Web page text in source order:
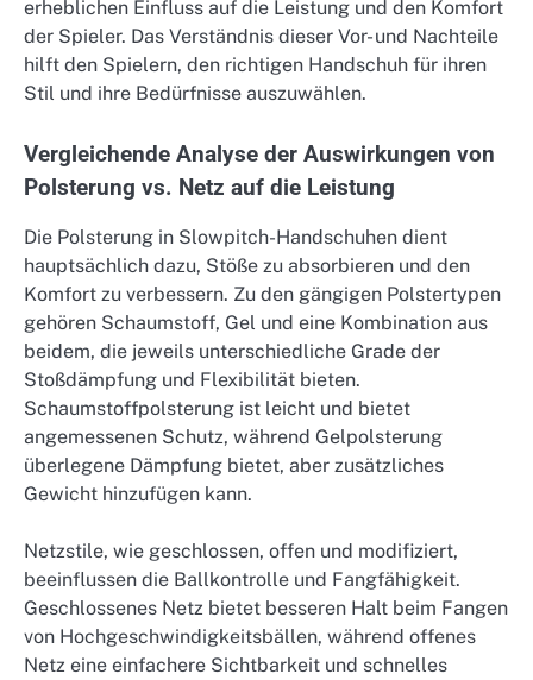
erheblichen Einfluss auf die Leistung und den Komfort
der Spieler. Das Verständnis dieser Vor- und Nachteile
hilft den Spielern, den richtigen Handschuh für ihren
Stil und ihre Bedürfnisse auszuwählen.
Vergleichende Analyse der Auswirkungen von
Polsterung vs. Netz auf die Leistung
Die Polsterung in Slowpitch-Handschuhen dient
hauptsächlich dazu, Stöße zu absorbieren und den
Komfort zu verbessern. Zu den gängigen Polstertypen
gehören Schaumstoff, Gel und eine Kombination aus
beidem, die jeweils unterschiedliche Grade der
Stoßdämpfung und Flexibilität bieten.
Schaumstoffpolsterung ist leicht und bietet
angemessenen Schutz, während Gelpolsterung
überlegene Dämpfung bietet, aber zusätzliches
Gewicht hinzufügen kann.
Netzstile, wie geschlossen, offen und modifiziert,
beeinflussen die Ballkontrolle und Fangfähigkeit.
Geschlossenes Netz bietet besseren Halt beim Fangen
von Hochgeschwindigkeitsbällen, während offenes
Netz eine einfachere Sichtbarkeit und schnelles